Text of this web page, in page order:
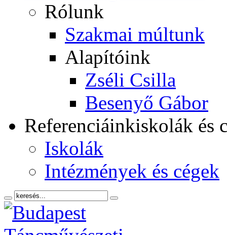
Rólunk
Szakmai múltunk
Alapítóink
Zséli Csilla
Besenyő Gábor
Referenciáinkiskolák és
Iskolák
Intézmények és cégek